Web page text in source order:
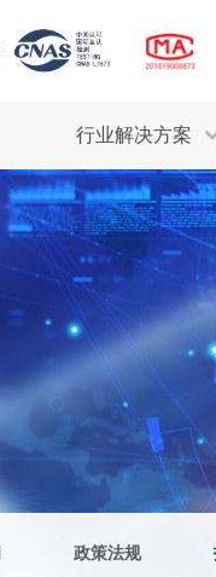
行业解决方案
检测服务
污水检测
废气检测
评估调查
耕地质量评价
场地调查
行业
为全
整体技
政策法规